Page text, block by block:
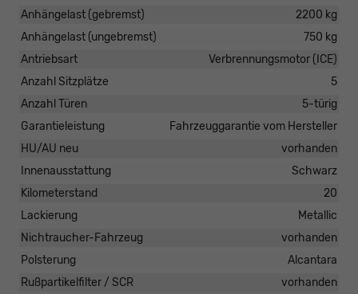
Anhängelast (gebremst)
2200 kg
Anhängelast (ungebremst)
750 kg
Antriebsart
Verbrennungsmotor (ICE)
Anzahl Sitzplätze
5
Anzahl Türen
5-türig
Garantieleistung
Fahrzeuggarantie vom Hersteller
HU/AU neu
vorhanden
Innenausstattung
Schwarz
Kilometerstand
20
Lackierung
Metallic
Nichtraucher-Fahrzeug
vorhanden
Polsterung
Alcantara
Rußpartikelfilter / SCR
vorhanden